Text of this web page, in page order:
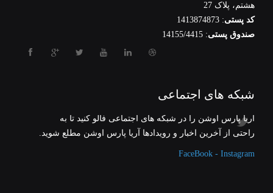
هشتم، پلاک 27
کد پستی: 1413874873
صندوق پستی: 14155/4415
شبکه های اجتماعی
آریا پارس اوشن را در شبکه های اجتماعی فالو کنید تا به
راحتی از آخرین اخبار و رویدادها آریا پارس اوشن مطلع شوید.
FaceBook - Instagram